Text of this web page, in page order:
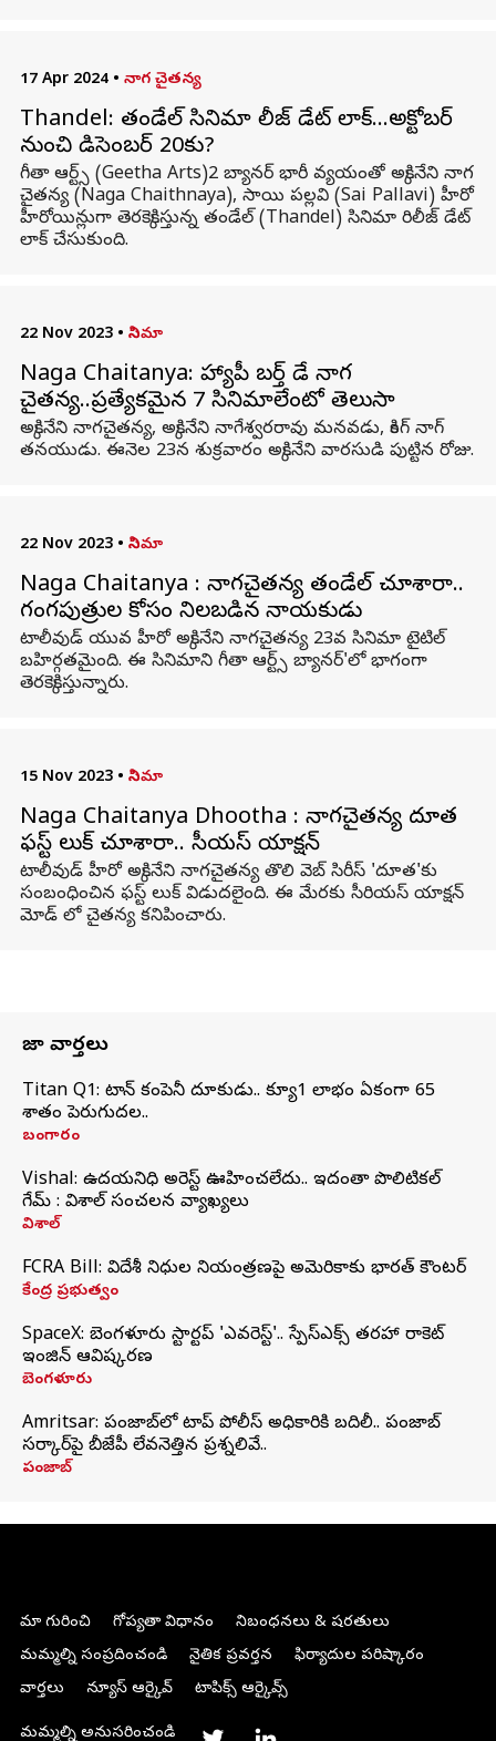
17 Apr 2024 • నాగ చైతన్య
Thandel: తండేల్ సినిమా రిలీజ్ డేట్ లాక్...అక్టోబర్
నుంచి డిసెంబర్ 20కు?
గీతా ఆర్ట్స్ (Geetha Arts)2 బ్యానర్ భారీ వ్యయంతో అక్కినేని నాగ
చైతన్య (Naga Chaithnaya), సాయి పల్లవి (Sai Pallavi) హీరో
హీరోయిన్లుగా తెరకెక్కిస్తున్న తండేల్ (Thandel) సినిమా రిలీజ్ డేట్
లాక్ చేసుకుంది.
22 Nov 2023 • సినిమా
Naga Chaitanya: హ్యాపీ బర్త్ డే నాగ
చైతన్య..ప్రత్యేకమైన 7 సినిమాలేంటో తెలుసా
అక్కినేని నాగచైతన్య, అక్కినేని నాగేశ్వరరావు మనవడు, కింగ్ నాగ్
తనయుడు. ఈనెల 23న శుక్రవారం అక్కినేని వారసుడి పుట్టిన రోజు.
22 Nov 2023 • సినిమా
Naga Chaitanya : నాగచైతన్య తండేల్ చూశారా..
గంగపుత్రుల కోసం నిలబడిన నాయకుడు
టాలీవుడ్ యువ హీరో అక్కినేని నాగచైతన్య 23వ సినిమా టైటిల్
బహిర్గతమైంది. ఈ సినిమాని గీతా ఆర్ట్స్ బ్యానర్'లో భాగంగా
తెరకెక్కిస్తున్నారు.
15 Nov 2023 • సినిమా
Naga Chaitanya Dhootha : నాగచైతన్య దూత
ఫస్ట్ లుక్ చూశారా.. సీరియస్ యాక్షన్
టాలీవుడ్ హీరో అక్కినేని నాగచైతన్య తొలి వెబ్ సిరీస్ 'దూత'కు
సంబంధించిన ఫస్ట్ లుక్ విడుదలైంది. ఈ మేరకు సీరియస్ యాక్షన్
మోడ్ లో చైతన్య కనిపించారు.
తాజా వార్తలు
Titan Q1: టైటాన్ కంపెనీ దూకుడు.. క్యూ1 లాభం ఏకంగా 65
శాతం పెరుగుదల..
బంగారం
Vishal: ఉదయనిధి అరెస్ట్‌ ఊహించలేదు.. ఇదంతా పొలిటికల్
గేమ్ : విశాల్ సంచలన వ్యాఖ్యలు
విశాల్
FCRA Bill: విదేశీ నిధుల నియంత్రణపై అమెరికాకు భారత్‌ కౌంటర్
కేంద్ర ప్రభుత్వం
SpaceX: బెంగళూరు స్టార్టప్‌ 'ఎవరెస్ట్'.. స్పేస్‌ఎక్స్ తరహా రాకెట్‌
ఇంజిన్‌ ఆవిష్కరణ
బెంగళూరు
Amritsar: పంజాబ్‌లో టాప్ పోలీస్ అధికారికి బదిలీ.. పంజాబ్
సర్కార్‌పై బీజేపీ లేవనెత్తిన ప్రశ్నలివే..
పంజాబ్
మా గురించి గోప్యతా విధానం
నిబంధనలు & షరతులు
మమ్మల్ని సంప్రదించండి
నైతిక ప్రవర్తన
ఫిర్యాదుల పరిష్కారం
వార్తలు
న్యూస్ ఆర్కైవ్ టాపిక్స్ ఆర్కైవ్స్
మమ్మల్ని అనుసరించండి